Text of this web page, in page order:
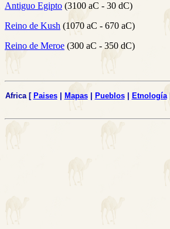
Antiguo Egipto (3100 aC - 30 dC)
Reino de Kush (1070 aC - 670 aC)
Reino de Meroe (300 aC - 350 dC)
Africa [ Paises| Mapas| Pueblos| Etnología|